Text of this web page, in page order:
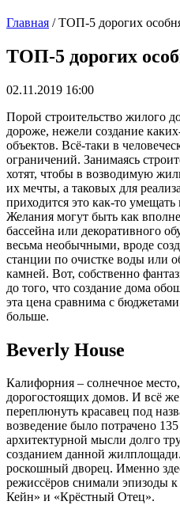
Главная / ТОП-5 дорогих
ТОП-5 дорогих
02.11.2019 16:00
Порой строительство жилого
дороже, нежели создание
объектов. Всё-таки в
ограничений. Занимаясь
хотят, чтобы в возводимую
их мечты, а таковых для
приходится это как-то
Желания могут быть как
бассейна или декоративного
весьма необычными, вроде
станции по очистке воды или
камней. Вот, собственно
до того, что создание дома
эта цена сравнима с
больше.
Beverly House
Калифорния – солнечное
дорогостоящих домов. И всё
переплюнуть красавец под
возведение было потрачено
архитектурной мысли долго
созданием данной
роскошный дворец. Именно
режиссёров снимали эпизоды
Кейн» и «Крёстный Отец».